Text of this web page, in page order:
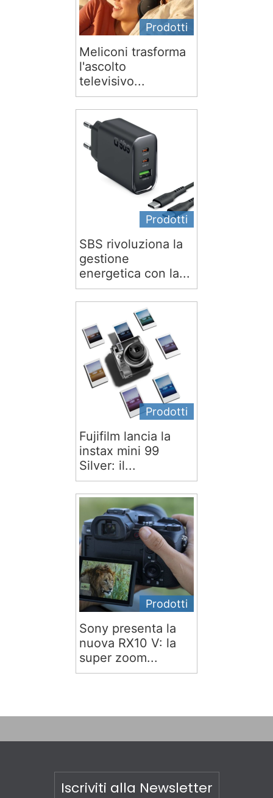
Prodotti
Meliconi trasforma
l'ascolto
televisivo...
Prodotti
SBS rivoluziona la
gestione
energetica con la...
Prodotti
Fujifilm lancia la
instax mini 99
Silver: il...
Prodotti
Sony presenta la
nuova RX10 V: la
super zoom...
Iscriviti alla Newsletter